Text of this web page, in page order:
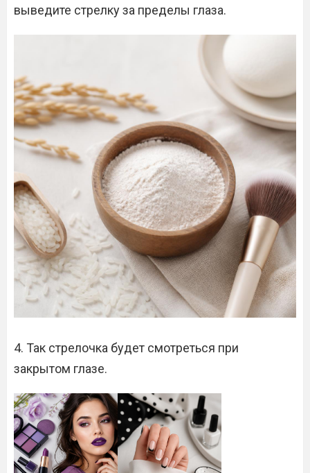
выведите стрелку за пределы глаза.
4. Так стрелочка будет смотреться при
закрытом глазе.